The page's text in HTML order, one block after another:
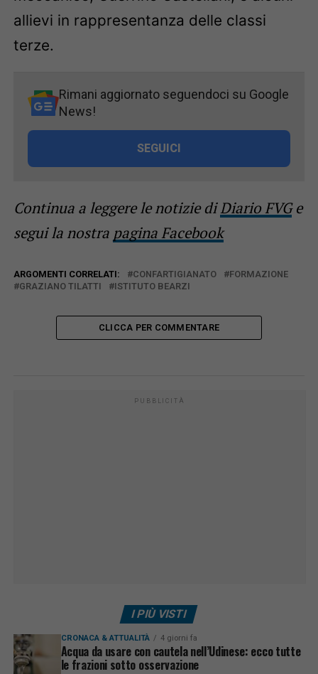
allievi in rappresentanza delle classi
terze.
Rimani aggiornato seguendoci su Google
News!
SEGUICI
Continua a leggere le notizie diDiario FVGe
segui la nostra pagina Facebook
ARGOMENTI CORRELATI: CONFARTIGIANATO
FORMAZIONE
GRAZIANO TILATTI
ISTITUTO BEARZI
CLICCA PER COMMENTARE
PUBBLICITÀ
I PIÙ VISTI
CRONACA & ATTUALITÀ 4 giorni fa
Acqua da usare con cautela nell’Udinese: ecco tutte
le frazioni sotto osservazione